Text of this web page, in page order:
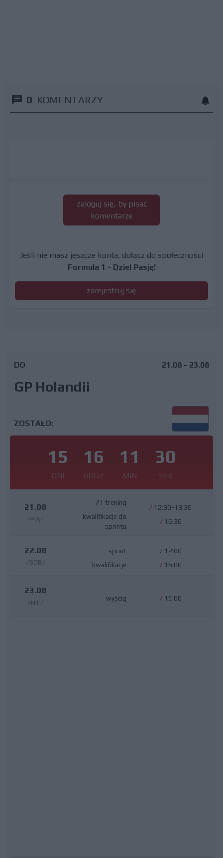
0 KOMENTARZY
zaloguj się, by pisać
komentarze
Jeśli nie masz jeszcze konta, dołącz do społeczności
Formula 1 - Dziel Pasję!
zarejestruj się
DO
GP Holandii
21.08 - 23.08
ZOSTAŁO:
15
DNI
16
GODZ
11
MIN
29
SEK
21.08
/PIĄ/
#1 trening
kwalifikacje do
sprintu
/ 12:30-13:30
/ 16:30
22.08
/SOB/
sprint
kwalifikacje
/ 12:00
/ 16:00
23.08
/NIE/
wyścig / 15:00